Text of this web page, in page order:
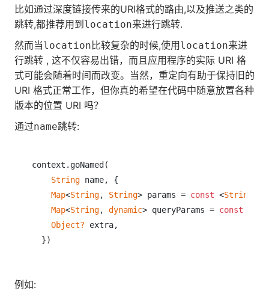
比如通过深度链接传来的URI格式的路由,以及推送之类的
跳转,都推荐用到location来进行跳转.
然而当location比较复杂的时候,使用location来进
行跳转 , 这不仅容易出错，而且应用程序的实际 URI 格
式可能会随着时间而改变。当然，重定向有助于保持旧的
URI 格式正常工作，但你真的希望在代码中随意放置各种
版本的位置 URI 吗？
通过name跳转:
context.goNamed(
String name, {
Map<String, String> params = const <String
Map<String, dynamic> queryParams = const
Object? extra,
例如: